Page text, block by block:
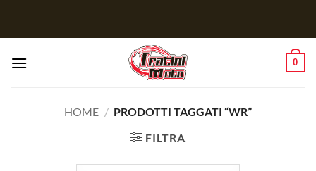
0
HOME / PRODOTTI TAGGATI “WR”
FILTRA